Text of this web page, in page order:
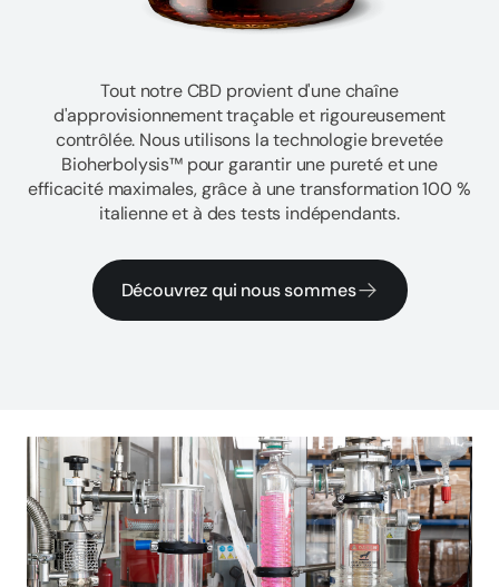
Tout notre CBD provient d'une chaîne
d'approvisionnement traçable et rigoureusement
contrôlée. Nous utilisons la technologie brevetée
Bioherbolysis™ pour garantir une pureté et une
efficacité maximales, grâce à une transformation 100 %
italienne et à des tests indépendants.
Découvrez qui nous sommes